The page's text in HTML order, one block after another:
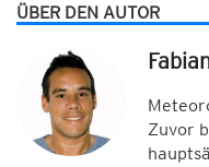
ÜBER DEN AUTOR
Zuvor